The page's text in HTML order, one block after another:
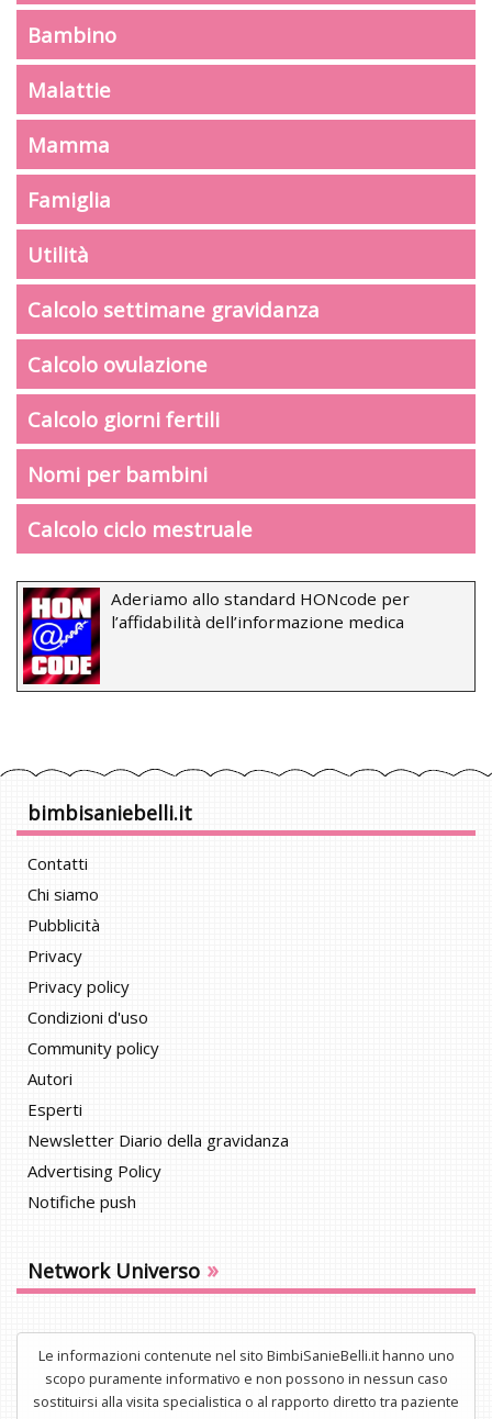
Bambino
Malattie
Mamma
Famiglia
Utilità
Calcolo settimane gravidanza
Calcolo ovulazione
Calcolo giorni fertili
Nomi per bambini
Calcolo ciclo mestruale
Aderiamo allo standard HONcode per
l’affidabilità dell’informazione medica
bimbisaniebelli.it
Contatti
Chi siamo
Pubblicità
Privacy
Privacy policy
Condizioni d'uso
Community policy
Autori
Esperti
Newsletter Diario della gravidanza
Advertising Policy
Notifiche push
Network Universo »
Le informazioni contenute nel sito BimbiSanieBelli.it hanno uno
scopo puramente informativo e non possono in nessun caso
sostituirsi alla visita specialistica o al rapporto diretto tra paziente